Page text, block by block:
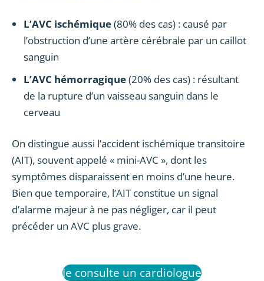
L’AVC ischémique(80% des cas) : causé par
l’obstruction d’une artère cérébrale par un caillot
sanguin
L’AVC hémorragique(20% des cas) : résultant
de la rupture d’un vaisseau sanguin dans le
cerveau
On distingue aussi l’accident ischémique transitoire
(AIT), souvent appelé « mini-AVC », dont les
symptômes disparaissent en moins d’une heure.
Bien que temporaire, l’AIT constitue un signal
d’alarme majeur à ne pas négliger, car il peut
précéder un AVC plus grave.
Je consulte un cardiologue